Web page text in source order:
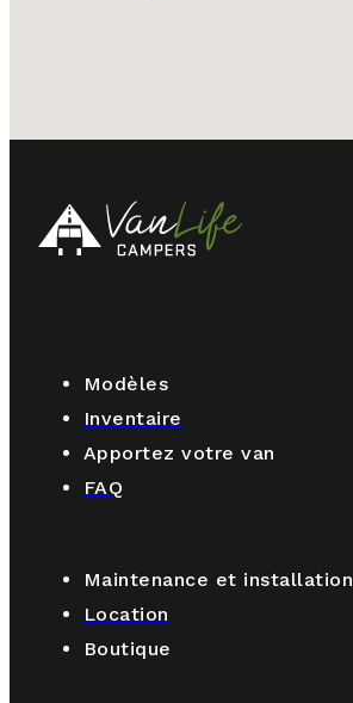
Modèles
Inventaire
Apportez votre van
FAQ
Maintenance et installation
Location
Boutique